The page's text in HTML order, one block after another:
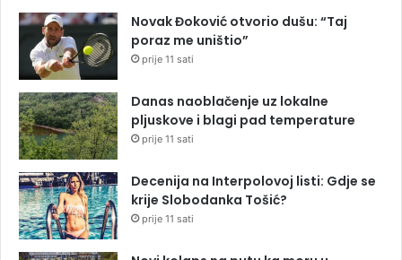
Novak Đoković otvorio dušu: “Taj
poraz me uništio”
prije 11 sati
Danas naoblačenje uz lokalne
pljuskove i blagi pad temperature
prije 11 sati
Decenija na Interpolovoj listi: Gdje se
krije Slobodanka Tošić?
prije 11 sati